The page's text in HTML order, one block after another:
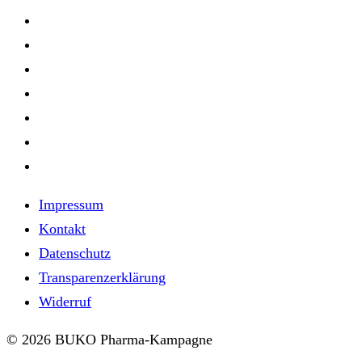
Impressum
Kontakt
Datenschutz
Transparenzerklärung
Widerruf
© 2026 BUKO Pharma-Kampagne